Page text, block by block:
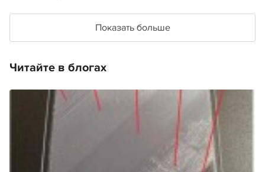
Показать больше
Читайте в блогах